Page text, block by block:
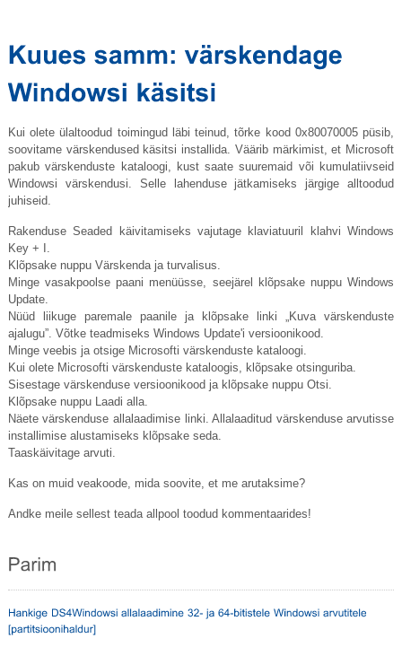
Kui olete ülaltoodud toimingud läbi teinud, tõrke kood 0x80070005 püsib,
soovitame värskendused käsitsi installida. Väärib märkimist, et Microsoft
pakub värskenduste kataloogi, kust saate suuremaid või kumulatiivseid
Windowsi värskendusi. Selle lahenduse jätkamiseks järgige alltoodud
juhiseid.
Rakenduse Seaded käivitamiseks vajutage klaviatuuril klahvi Windows
Key + I.
Klõpsake nuppu Värskenda ja turvalisus.
Minge vasakpoolse paani menüüsse, seejärel klõpsake nuppu Windows
Update.
Nüüd liikuge paremale paanile ja klõpsake linki „Kuva värskenduste
ajalugu”. Võtke teadmiseks Windows Update'i versioonikood.
Minge veebis ja otsige Microsofti värskenduste kataloogi.
Kui olete Microsofti värskenduste kataloogis, klõpsake otsinguriba.
Sisestage värskenduse versioonikood ja klõpsake nuppu Otsi.
Klõpsake nuppu Laadi alla.
Näete värskenduse allalaadimise linki. Allalaaditud värskenduse arvutisse
installimise alustamiseks klõpsake seda.
Taaskäivitage arvuti.
Kas on muid veakoode, mida soovite, et me arutaksime?
Andke meile sellest teada allpool toodud kommentaarides!